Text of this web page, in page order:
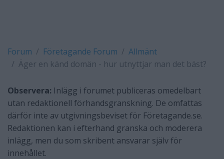
Forum Företagande Forum
Allmänt
Äger en känd domän - hur utnyttjar man det bäst?
Observera: Inlägg i forumet publiceras omedelbart
utan redaktionell förhandsgranskning. De omfattas
därför inte av utgivningsbeviset för Företagande.se.
Redaktionen kan i efterhand granska och moderera
inlägg, men du som skribent ansvarar själv för
innehållet.